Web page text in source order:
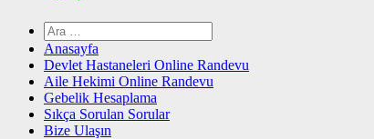
Arama:
Anasayfa
Devlet Hastaneleri Online Randevu
Aile Hekimi Online Randevu
Gebelik Hesaplama
Sıkça Sorulan Sorular
Bize Ulaşın